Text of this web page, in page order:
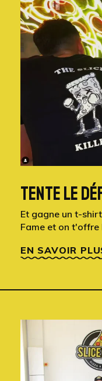
TENTE LE
Et gagne un t-
Fame et on t'offre
EN SAVOIR